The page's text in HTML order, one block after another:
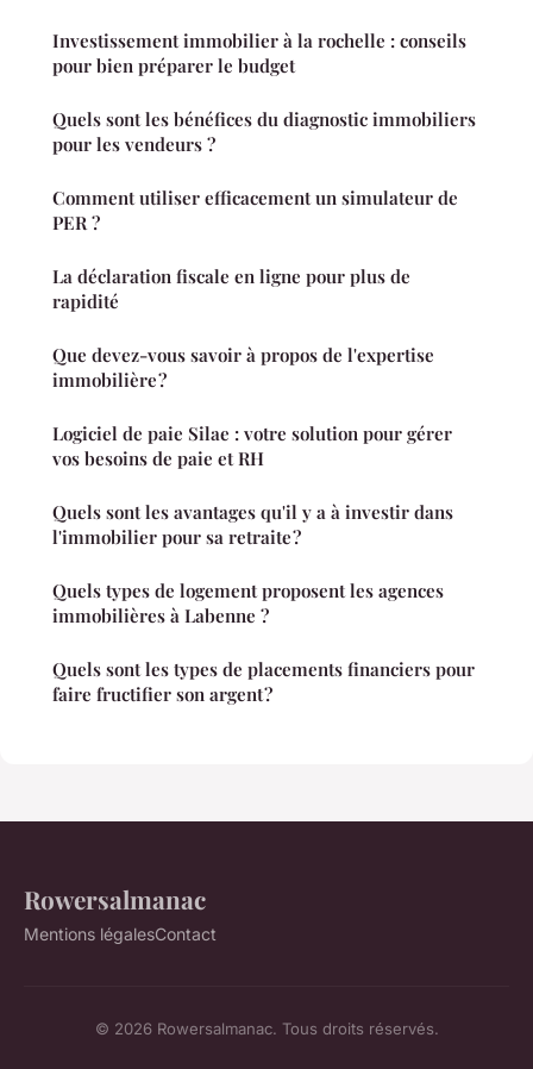
Investissement immobilier à la rochelle : conseils
pour bien préparer le budget
Quels sont les bénéfices du diagnostic immobiliers
pour les vendeurs ?
Comment utiliser efficacement un simulateur de
PER ?
La déclaration fiscale en ligne pour plus de
rapidité
Que devez-vous savoir à propos de l'expertise
immobilière ?
Logiciel de paie Silae : votre solution pour gérer
vos besoins de paie et RH
Quels sont les avantages qu'il y a à investir dans
l'immobilier pour sa retraite ?
Quels types de logement proposent les agences
immobilières à Labenne ?
Quels sont les types de placements financiers pour
faire fructifier son argent ?
Rowersalmanac
Mentions légalesContact
© 2026 Rowersalmanac. Tous droits réservés.